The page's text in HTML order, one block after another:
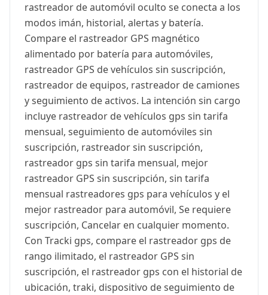
rastreador de automóvil oculto se conecta a los
modos imán, historial, alertas y batería.
Compare el rastreador GPS magnético
alimentado por batería para automóviles,
rastreador GPS de vehículos sin suscripción,
rastreador de equipos, rastreador de camiones
y seguimiento de activos. La intención sin cargo
incluye rastreador de vehículos gps sin tarifa
mensual, seguimiento de automóviles sin
suscripción, rastreador sin suscripción,
rastreador gps sin tarifa mensual, mejor
rastreador GPS sin suscripción, sin tarifa
mensual rastreadores gps para vehículos y el
mejor rastreador para automóvil, Se requiere
suscripción, Cancelar en cualquier momento.
Con Tracki gps, compare el rastreador gps de
rango ilimitado, el rastreador GPS sin
suscripción, el rastreador gps con el historial de
ubicación, traki, dispositivo de seguimiento de